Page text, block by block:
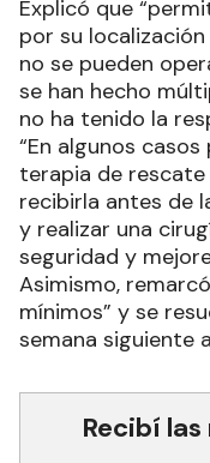
Explicó que
por su
no se pueden
se han hecho
no ha tenido la
“En algunos
terapia de
recibirla antes de
y realizar una
seguridad y
Asimismo,
mínimos” y se
semana siguiente
Recibí